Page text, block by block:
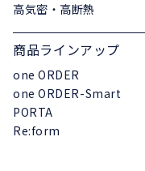
高気密・高断熱
商品ラインアップ
one ORDER
one ORDER-Smart
PORTA
Re:form
WEST 憧れを本
した、アメリカン